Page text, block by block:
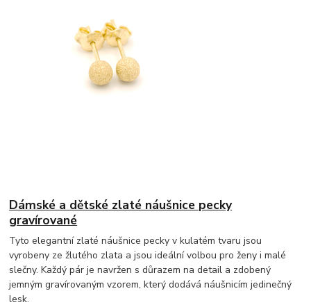
Dámské a dětské zlaté náušnice pecky
gravírované
Tyto elegantní zlaté náušnice pecky v kulatém tvaru jsou
vyrobeny ze žlutého zlata a jsou ideální volbou pro ženy i malé
slečny. Každý pár je navržen s důrazem na detail a zdobený
jemným gravírovaným vzorem, který dodává náušnicím jedinečný
lesk.